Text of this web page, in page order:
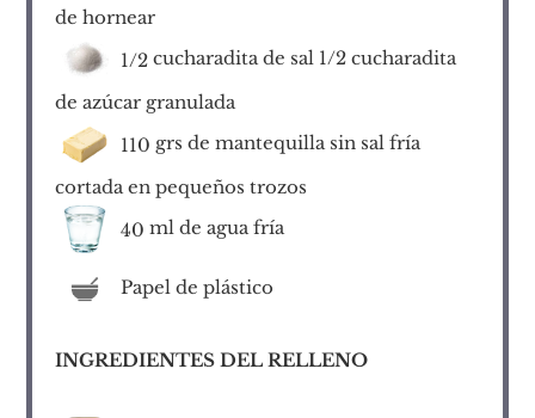
de hornear
1/2 cucharadita de sal 1/2 cucharadita
de azúcar granulada
110 grs de mantequilla sin sal fría
cortada en pequeños trozos
40 ml de agua fría
Papel de plástico
INGREDIENTES DEL RELLENO